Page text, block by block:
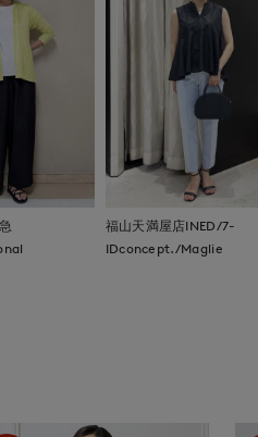
福山天満屋店INED/7-
IDconcept./Maglie